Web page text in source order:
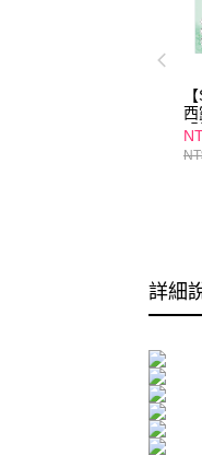
西
詳細